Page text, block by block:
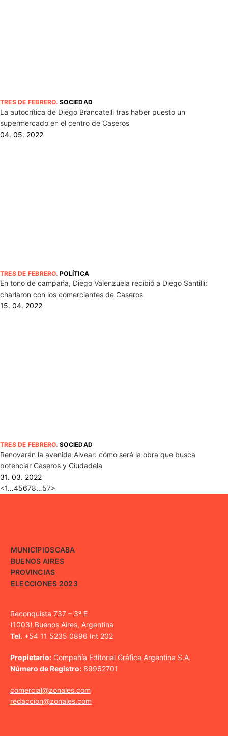
TRES DE FEBRERO.SOCIEDAD
La autocrítica de Diego Brancatelli tras haber puesto un
supermercado en el centro de Caseros
04. 05. 2022
TRES DE FEBRERO.POLÍTICA
En tono de campaña, Diego Valenzuela recibió a Diego Santilli:
charlaron con los comerciantes de Caseros
15. 04. 2022
TRES DE FEBRERO.SOCIEDAD
Renovarán la avenida Alvear: cómo será la obra que busca
potenciar Caseros y Ciudadela
31. 03. 2022
<1…45678…57>
MUNICIPIOSCABA
BUENOS AIRES
PROVINCIAS
ELECCIONES 2023
Reconquista 737 – 3º E
(1003) Buenos Aires, Argentina
Tel. +54 11 5235 0896 Int 202
Propietario: Compañía Editorial Gráfica Argentina S.A.
Número de Registro: 89962701
comercial@zonales.com
redaccion@zonales.com